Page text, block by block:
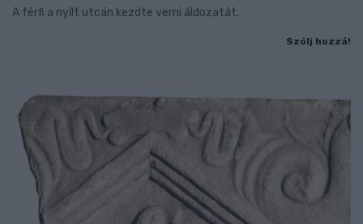
A férfi a nyílt utcán kezdte verni áldozatát.
Szólj hozzá!